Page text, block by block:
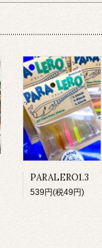
PARALERO1.3
539円(税49円)